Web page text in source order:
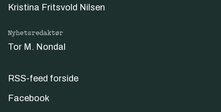
Kristina Fritsvold Nilsen
Nyhetsredaktør
Tor M. Nondal
RSS-feed forside
Facebook